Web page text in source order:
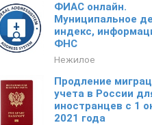
ФИАС онлайн.
Муниципальное
индекс,
ФНС
Нежилое
Продление
учета в России
иностранцев с 1
2021 года